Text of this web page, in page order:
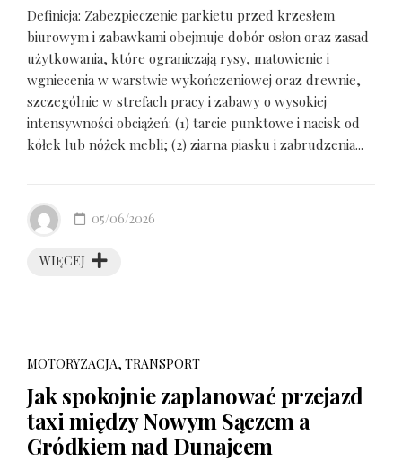
Definicja: Zabezpieczenie parkietu przed krzesłem
biurowym i zabawkami obejmuje dobór osłon oraz zasad
użytkowania, które ograniczają rysy, matowienie i
wgniecenia w warstwie wykończeniowej oraz drewnie,
szczególnie w strefach pracy i zabawy o wysokiej
intensywności obciążeń: (1) tarcie punktowe i nacisk od
kółek lub nóżek mebli; (2) ziarna piasku i zabrudzenia...
WIĘCEJ
05/06/2026
MOTORYZACJA, TRANSPORT
Jak spokojnie zaplanować przejazd
taxi między Nowym Sączem a
Gródkiem nad Dunajcem